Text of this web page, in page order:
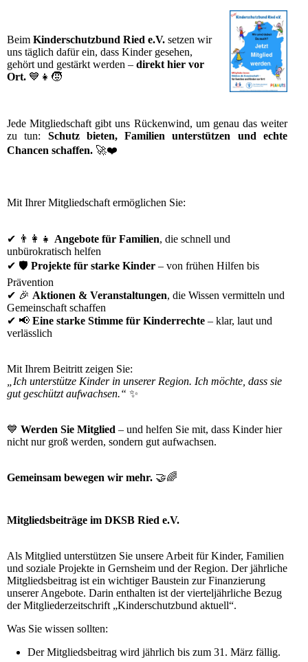
Beim Kinderschutzbund Ried e.V. setzen wir
uns täglich dafür ein, dass Kinder gesehen,
gehört und gestärkt werden – direkt hier vor
Ort. 💙👧🧒
Jede Mitgliedschaft gibt uns Rückenwind, um genau das weiter
zu tun: Schutz bieten, Familien unterstützen und echte
Chancen schaffen. 🚀❤️
Mit Ihrer Mitgliedschaft ermöglichen Sie:
✔ 👨‍👩‍👧 Angebote für Familien, die schnell und
unbürokratisch helfen
✔ 🛡️ Projekte für starke Kinder – von frühen Hilfen bis
Prävention
✔ 🎉 Aktionen & Veranstaltungen, die Wissen vermitteln und
Gemeinschaft schaffen
✔ 📢 Eine starke Stimme für Kinderrechte – klar, laut und
verlässlich
Mit Ihrem Beitritt zeigen Sie:
„Ich unterstütze Kinder in unserer Region. Ich möchte, dass sie
gut geschützt aufwachsen.“ ✨
💙 Werden Sie Mitglied – und helfen Sie mit, dass Kinder hier
nicht nur groß werden, sondern gut aufwachsen.
Gemeinsam bewegen wir mehr. 🤝🌈
Mitgliedsbeiträge im DKSB Ried e.V.
Als Mitglied unterstützen Sie unsere Arbeit für Kinder, Familien
und soziale Projekte in Gernsheim und der Region. Der jährliche
Mitgliedsbeitrag ist ein wichtiger Baustein zur Finanzierung
unserer Angebote. Darin enthalten ist der vierteljährliche Bezug
der Mitgliederzeitschrift „Kinderschutzbund aktuell“.
Was Sie wissen sollten:
Der Mitgliedsbeitrag wird jährlich bis zum 31. März fällig.